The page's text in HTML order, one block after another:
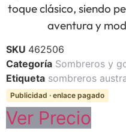
toque clásico, siendo
aventura y
SKU 462506
Categoría Sombreros y
Etiqueta sombreros
Publicidad · enlace pagado
Ver Precio